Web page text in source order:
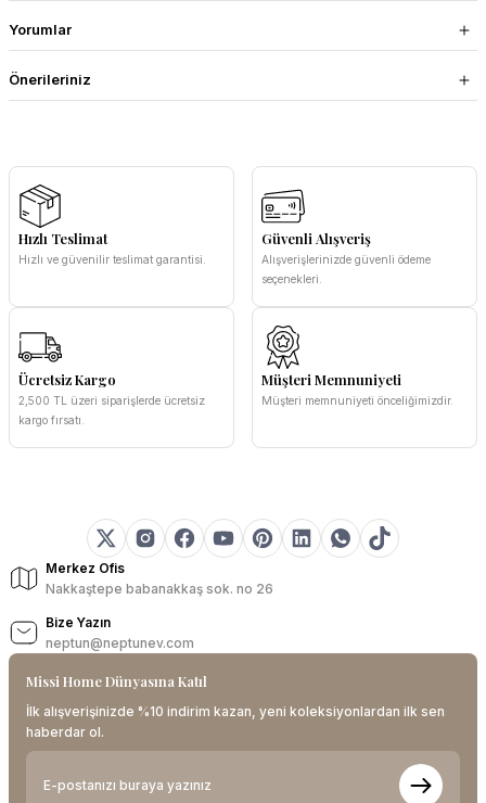
Yorumlar
Önerileriniz
Hızlı Teslimat
Hızlı ve güvenilir teslimat garantisi.
Güvenli Alışveriş
Alışverişlerinizde güvenli ödeme
seçenekleri.
Ücretsiz Kargo
2,500 TL üzeri siparişlerde ücretsiz
kargo fırsatı.
Müşteri Memnuniyeti
Müşteri memnuniyeti önceliğimizdir.
Merkez Ofis
Nakkaştepe babanakkaş sok. no 26
Bize Yazın
neptun@neptunev.com
Missi Home Dünyasına Katıl
İlk alışverişinizde %10 indirim kazan, yeni koleksiyonlardan ilk sen
haberdar ol.